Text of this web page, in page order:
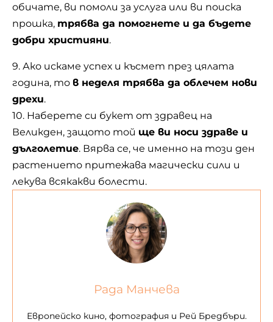
обичате, ви помоли за услуга или ви поиска
прошка, трябва да помогнете и да бъдете
добри християни.
9. Ако искаме успех и късмет през цялата
година, то в неделя трябва да облечем нови
дрехи.
10. Наберете си букет от здравец на
Великден, защото той ще ви носи здраве и
дълголетие. Вярва се, че именно на този ден
растението притежава магически сили и
лекува всякакви болести.
Рада Манчева
Европейско кино, фотография и Рей Бредбъри.